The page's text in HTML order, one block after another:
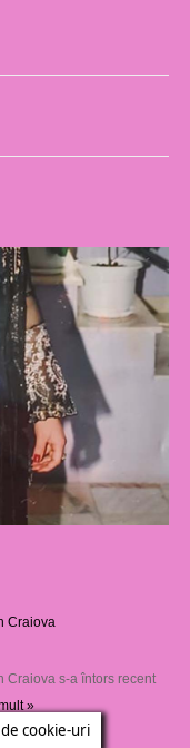
Craiova
Craiova s-a întors recent
»
cookie-uri